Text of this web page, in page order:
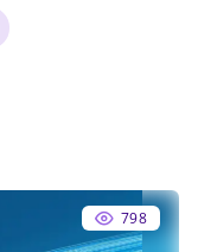
798